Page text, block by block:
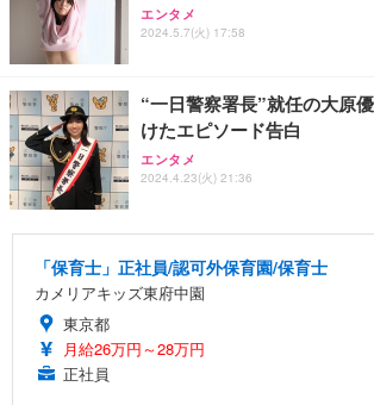
エンタメ
2024.5.7(火) 17:58
“一日警察署長”就任の大原
けたエピソード告白
エンタメ
2024.4.23(火) 21:36
「保育士」正社員/認可外保育園/保育士
カメリアキッズ東府中園
東京都
月給26万円～28万円
正社員